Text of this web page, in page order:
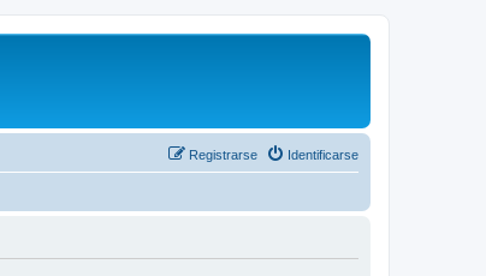
Identificarse
Registrarse